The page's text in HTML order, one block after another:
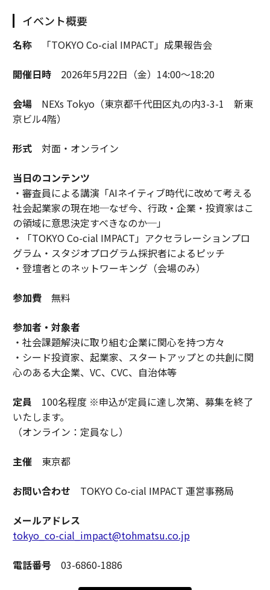
イベント概要
名称「TOKYO Co-cial IMPACT」成果報告会
開催日時2026年5月22日（金）14:00～18:20
会場NEXs Tokyo（東京都千代田区丸の内3-3-1 新東
京ビル4階）
形式対面・オンライン
当日のコンテンツ
・審査員による講演「AIネイティブ時代に改めて考える
社会起業家の現在地─なぜ今、行政・企業・投資家はこ
の領域に意思決定すべきなのか─」
・「TOKYO Co-cial IMPACT」アクセラレーションプロ
グラム・スタジオプログラム採択者によるピッチ
・登壇者とのネットワーキング（会場のみ）
参加費無料
参加者・対象者
・社会課題解決に取り組む企業に関心を持つ方々
・シード投資家、起業家、スタートアップとの共創に関
心のある大企業、VC、CVC、自治体等
定員 100名程度 ※申込が定員に達し次第、募集を終了
いたします。
（オンライン：定員なし）
主催東京都
お問い合わせ TOKYO Co-cial IMPACT 運営事務局
メールアドレス
tokyo_co-cial_impact@tohmatsu.co.jp
電話番号 03-6860-1886